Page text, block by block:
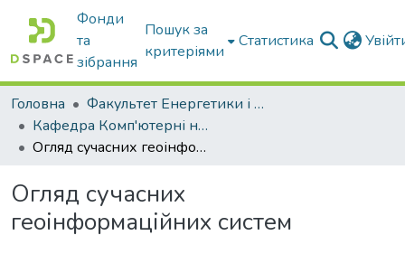
Фонди
та
зібрання
Пошук за
критеріями
Статистика
Головна
Факультет Енергетики і комп'ютерних технологій
Кафедра Комп'ютерні науки
Огляд сучасних геоінформаційних систем
Огляд сучасних
геоінформаційних систем